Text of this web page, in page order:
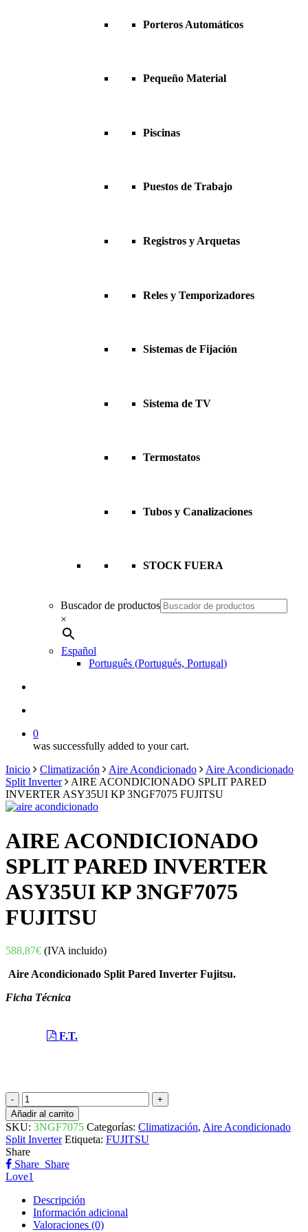
Porteros Automáticos
Pequeño Material
Piscinas
Puestos de Trabajo
Registros y Arquetas
Reles y Temporizadores
Sistemas de Fijación
Sistema de TV
Termostatos
Tubos y Canalizaciones
STOCK FUERA
Buscador de productos
×
Español
Português (Portugués, Portugal)
0
was successfully added to your cart.
Inicio
Climatización Aire Acondicionado
Aire Acondicionado
Split Inverter
AIRE ACONDICIONADO SPLIT PARED
INVERTER ASY35UI KP 3NGF7075 FUJITSU
AIRE ACONDICIONADO
SPLIT PARED INVERTER
ASY35UI KP 3NGF7075
FUJITSU
588,87€ (IVA incluido)
Aire Acondicionado Split Pared Inverter Fujitsu.
Ficha Técnica
F.T.
AIRE
ACONDICIONADO
SPLIT
PARED
INVERTER
ASY35UI
KP
3NGF7075
FUJITSU
cantidad
Añadir al carrito
SKU: 3NGF7075 Categorías: Climatización, Aire Acondicionado
Split Inverter Etiqueta: FUJITSU
Share
Share Share
Love1
Descripción
Información adicional
Valoraciones (0)